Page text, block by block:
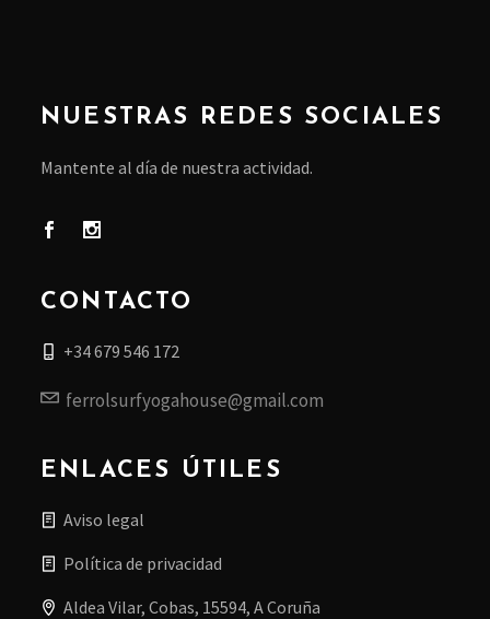
NUESTRAS REDES SOCIALES
Mantente al día de nuestra actividad.
CONTACTO
+34 679 546 172
ferrolsurfyogahouse@gmail.com
ENLACES ÚTILES
Aviso legal
Política de privacidad
Aldea Vilar, Cobas, 15594, A Coruña